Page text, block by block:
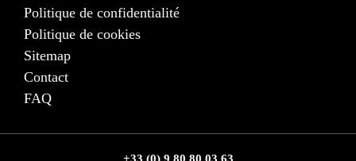
Politique de confidentialité
Politique de cookies
Sitemap
Contact
FAQ
+33 (0) 9 80 80 03 63